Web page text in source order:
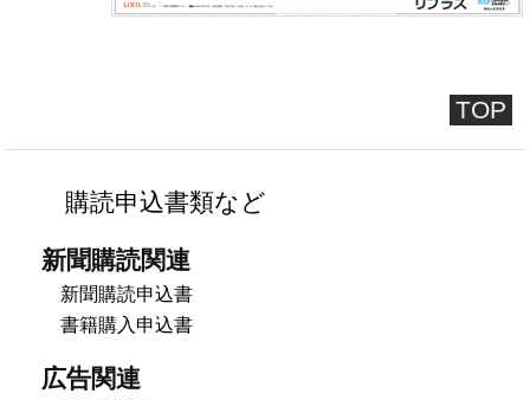
TOP
購読申込書類など
新聞購読関連
新聞購読申込書
書籍購入申込書
広告関連